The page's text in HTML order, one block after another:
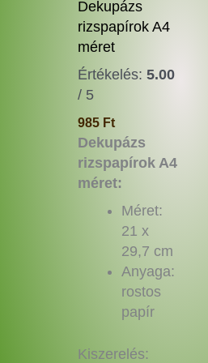
Dekupázs
rizspapírok A4
méret
Értékelés: 5.00
/ 5
985 Ft
Dekupázs
rizspapírok A4
méret:
Méret:
21 x
29,7 cm
Anyaga:
rostos
papír
Kiszerelés: